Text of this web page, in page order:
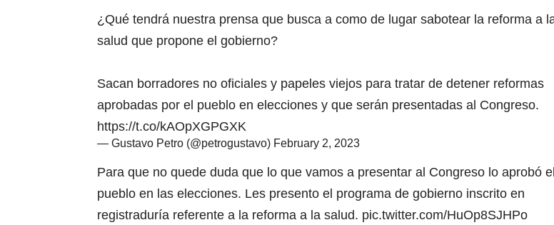
¿Qué tendrá nuestra prensa que busca a como de lugar sabotear la reforma a
salud que propone el gobierno?
Sacan borradores no oficiales y papeles viejos para tratar de detener reformas
aprobadas por el pueblo en elecciones y que serán presentadas al Congreso.
https://t.co/kAOpXGPGXK
— Gustavo Petro (@petrogustavo) February 2, 2023
Para que no quede duda que lo que vamos a presentar al Congreso lo aprobó el
pueblo en las elecciones. Les presento el programa de gobierno inscrito en
registraduría referente a la reforma a la salud. pic.twitter.com/HuOp8SJHPo